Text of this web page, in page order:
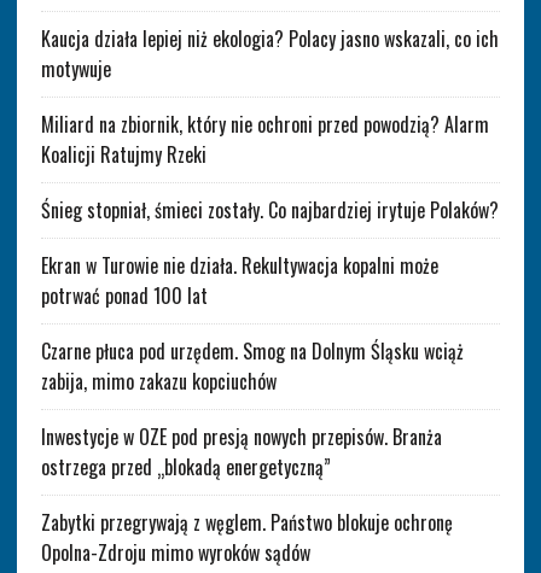
Kaucja działa lepiej niż ekologia? Polacy jasno wskazali, co ich
motywuje
Miliard na zbiornik, który nie ochroni przed powodzią? Alarm
Koalicji Ratujmy Rzeki
Śnieg stopniał, śmieci zostały. Co najbardziej irytuje Polaków?
Ekran w Turowie nie działa. Rekultywacja kopalni może
potrwać ponad 100 lat
Czarne płuca pod urzędem. Smog na Dolnym Śląsku wciąż
zabija, mimo zakazu kopciuchów
Inwestycje w OZE pod presją nowych przepisów. Branża
ostrzega przed „blokadą energetyczną”
Zabytki przegrywają z węglem. Państwo blokuje ochronę
Opolna-Zdroju mimo wyroków sądów